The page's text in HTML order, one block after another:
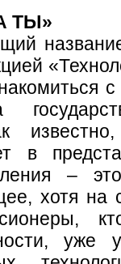
ТЫ»
в
–
хотя на
уже